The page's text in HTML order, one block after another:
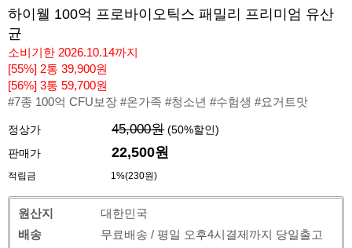
하이웰 100억 프로바이오틱스 패밀리 프리미엄 유산
균
소비기한 2026.10.14까지
[55%] 2통 39,900원
[56%] 3통 59,700원
#7종 100억 CFU보장 #온가족 #청소년 #수험생 #요거트맛
정상가 45,000원 (50%할인)
판매가
22,500원
적립금 1%(230원)
원산지
대한민국
배송
무료배송 / 평일 오후4시결제까지 당일출고